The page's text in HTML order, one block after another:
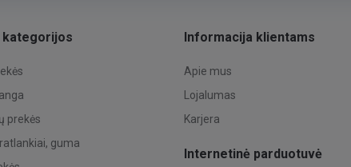
kategorijos
prekės
guma
Informacija klientams
Apie mus
Lojalumas
Karjera
Internetinė parduotuvė